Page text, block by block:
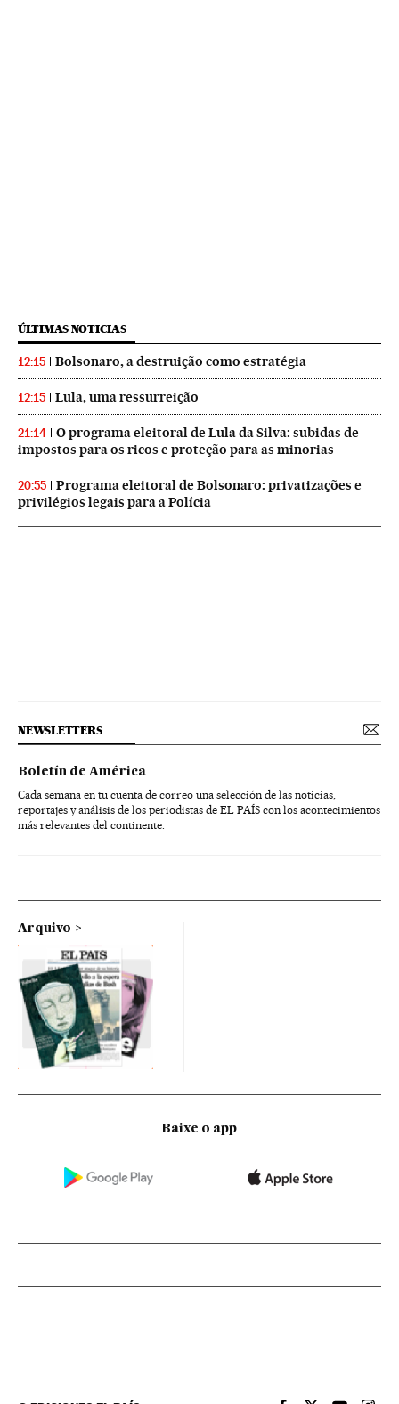
ÚLTIMAS NOTICIAS
12:15 Bolsonaro, a destruição como estratégia
12:15 Lula, uma ressurreição
21:14
O programa eleitoral de Lula da Silva: subidas de
impostos para os ricos e proteção para as minorias
20:55
Programa eleitoral de Bolsonaro: privatizações e
privilégios legais para a Polícia
NEWSLETTERS
Boletín de América
Cada semana en tu cuenta de correo una selección de las noticias,
reportajes y análisis de los periodistas de EL PAÍS con los acontecimientos
más relevantes del continente.
Arquivo
Baixe o app